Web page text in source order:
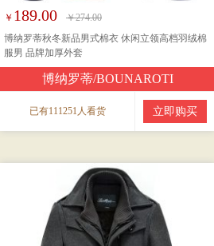
￥ 189.00
￥274.00
博纳罗蒂秋冬新品男式棉衣 休闲立领高档羽绒棉
服男 品牌加厚外套
博纳罗蒂/BOUNAROTI
已有111251人看货 立即购买